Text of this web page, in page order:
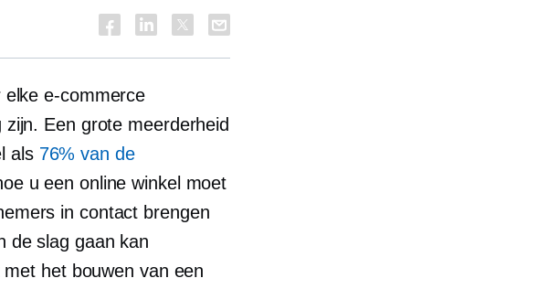
elke e-commerce
Een grote meerderheid
als 76% van de
u een online winkel moet
in contact brengen
de slag gaan kan
het bouwen van een